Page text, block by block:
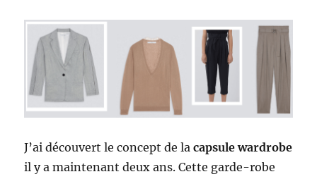
J’ai découvert le concept de lacapsule wardrobe
il y a maintenant deux ans. Cette garde-robe